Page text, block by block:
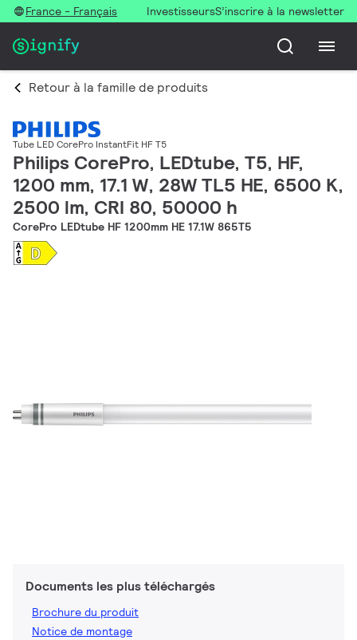
France - Français InvestisseursS’inscrire à la newsletter
Retour à la famille de produits
Tube LED CorePro InstantFit HF T5
Philips CorePro, LEDtube, T5, HF,
1200 mm, 17.1 W, 28W TL5 HE, 6500 K,
2500 lm, CRI 80, 50000 h
CorePro LEDtube HF 1200mm HE 17.1W 865T5
Documents les plus téléchargés
Brochure du produit
Notice de montage